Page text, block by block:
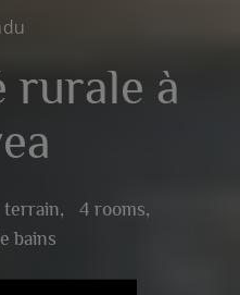
rurale à
4 rooms,
bains